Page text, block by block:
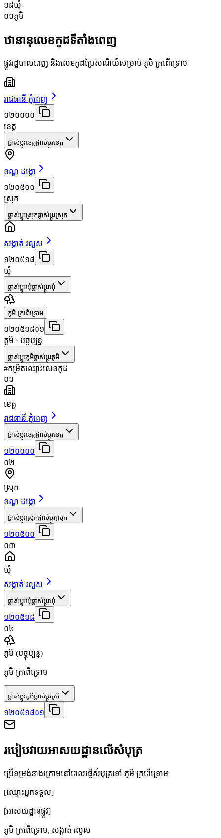
១៨ឃុំ
០១ភូមិ
ឋានានុលេខកូដទីតាំងពេញ
ផ្លូវរដ្ឋបាលពេញ និងលេខកូដប្រៃសណីយ៍សម្រាប់ ភូមិ ក្រពើទ្រោម
រាជធានី ភ្នំពេញ
១២០០០០
ខេត្ត
ផ្លាស់ប្តូរខេត្តផ្លាស់ប្តូរខេត្ត
ខណ្ឌ ដង្កោ
១២០៥០០
ស្រុក
ផ្លាស់ប្តូរស្រុកផ្លាស់ប្តូរស្រុក
សង្កាត់ រលួស
១២០៥១៨
ឃុំ
ផ្លាស់ប្តូរឃុំផ្លាស់ប្តូរឃុំ
ភូមិ ក្រពើទ្រោម
១២០៥១៨០១
ភូមិ · បច្ចុប្បន្ន
ផ្លាស់ប្តូរភូមិផ្លាស់ប្តូរភូមិ
#កម្រិតឈ្មោះលេខកូដ
០១
ខេត្ត
រាជធានី ភ្នំពេញ
ផ្លាស់ប្តូរខេត្តផ្លាស់ប្តូរខេត្ត
១២០០០០
០២
ស្រុក
ខណ្ឌ ដង្កោ
ផ្លាស់ប្តូរស្រុកផ្លាស់ប្តូរស្រុក
១២០៥០០
០៣
ឃុំ
សង្កាត់ រលួស
ផ្លាស់ប្តូរឃុំផ្លាស់ប្តូរឃុំ
១២០៥១៨
០៤
ភូមិ (បច្ចុប្បន្ន)
ភូមិ ក្រពើទ្រោម
ផ្លាស់ប្តូរភូមិផ្លាស់ប្តូរភូមិ
១២០៥១៨០១
របៀបវាយអាសយដ្ឋានលើសំបុត្រ
ប្រើទម្រង់ខាងក្រោមនៅពេលផ្ញើសំបុត្រទៅ ភូមិ ក្រពើទ្រោម
[ឈ្មោះអ្នកទទួល]
[អាសយដ្ឋានផ្លូវ]
ភូមិ ក្រពើទ្រោម, សង្កាត់ រលួស